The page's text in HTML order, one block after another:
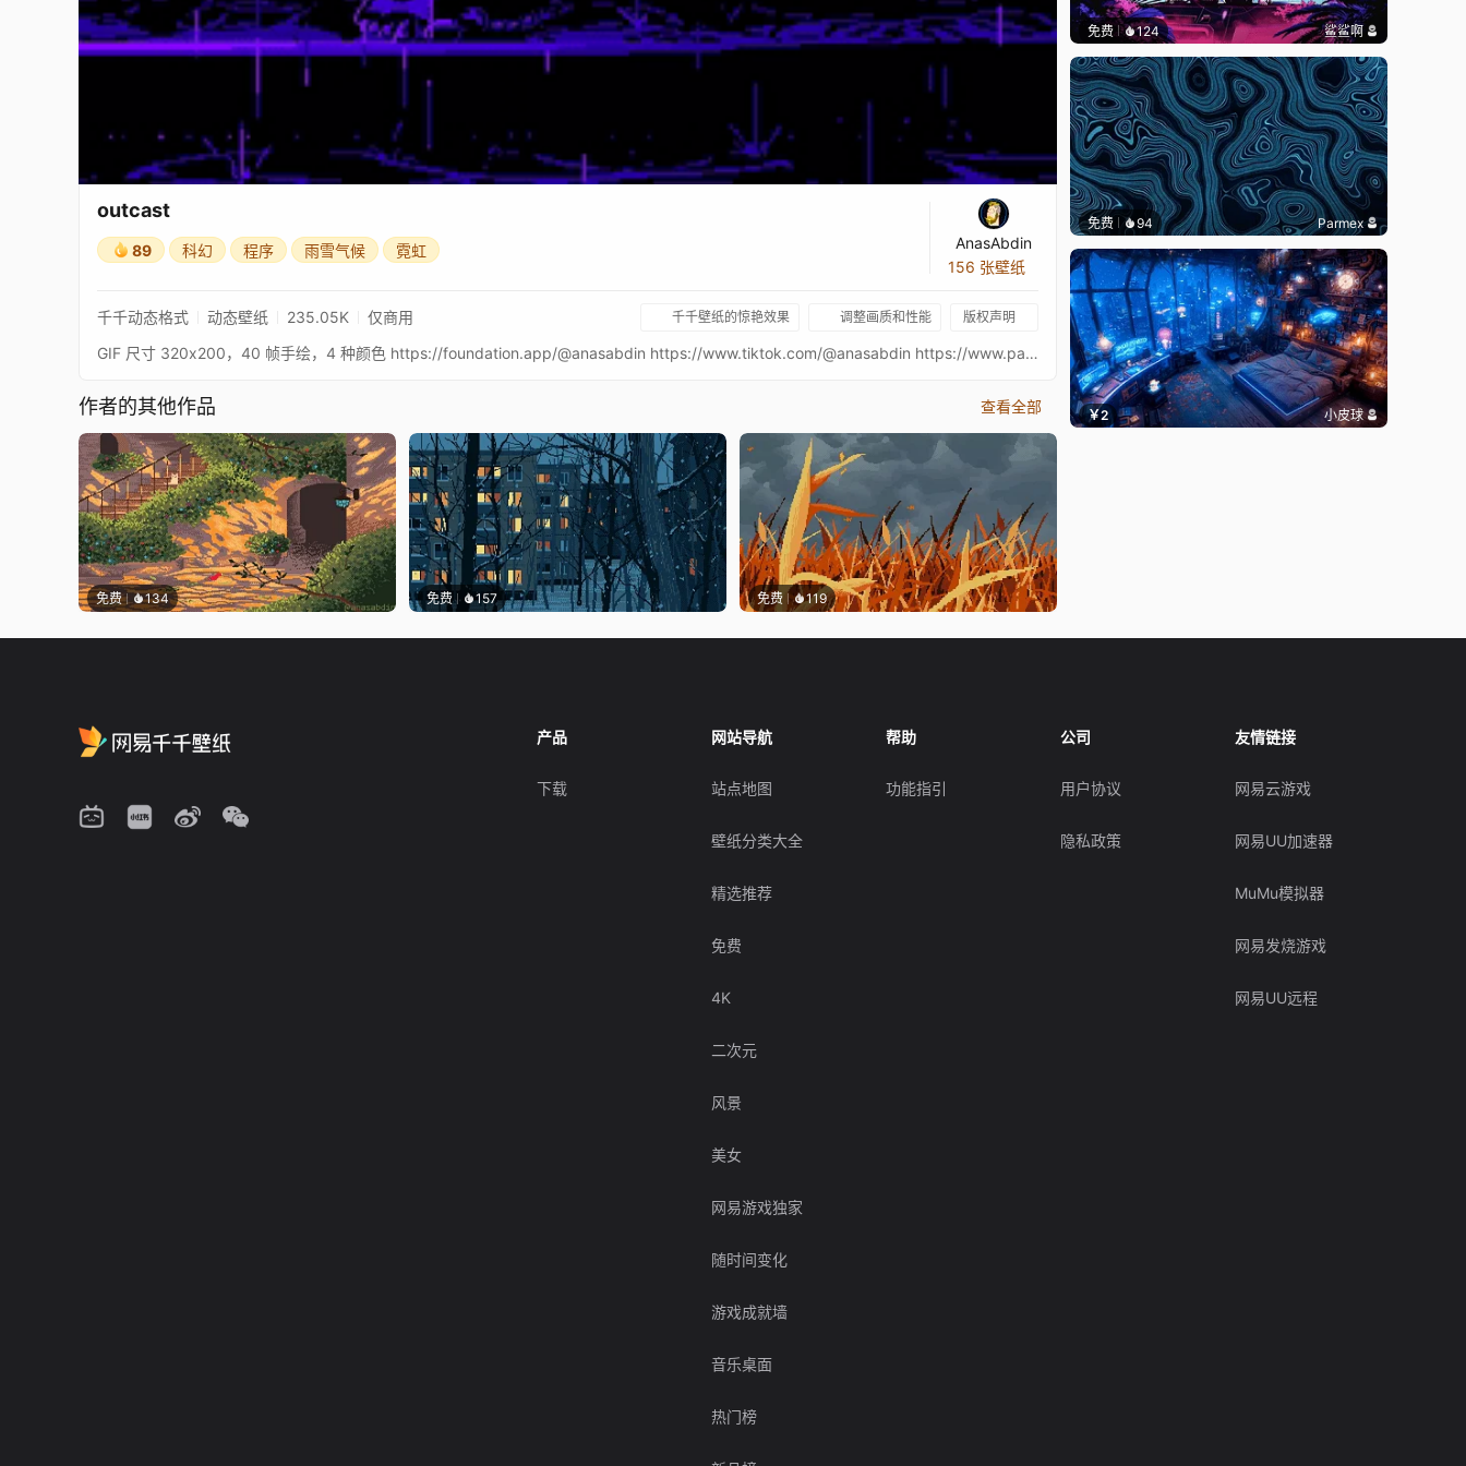
outcast
89 科幻 程序 雨雪气候 霓虹
AnasAbdin
156 张壁纸
千千动态格式 动态壁纸 235.05K 仅商用 千千壁纸的惊艳效果 调整画质和性能 版权声明
GIF 尺寸 320x200，40 帧手绘，4 种颜色 https://foundation.app/@anasabdin https://www.tiktok.com/@anasabdin https://www.patreon.com/AnasAbdin https://opensea.io/AnasAbdin https://www.instagram.com/anasabdin/ https://twitter.com/AnasAbdin https://anasabdin.tumblr.com/ https://www.facebook.com/anastronautgames/ https://www.artstation.com/anasabdin
作者的其他作品 查看全部
免费 134 免费 157 免费 119
免费 124 鲨鲨啊
免费 94 Parmex
￥2 小皮球
产品
下载
网站导航
站点地图
壁纸分类大全
精选推荐
免费
4K
二次元
风景
美女
网易游戏独家
随时间变化
游戏成就墙
音乐桌面
热门榜
帮助
功能指引
公司
用户协议
隐私政策
友情链接
网易云游戏
网易UU加速器
MuMu模拟器
网易发烧游戏
网易UU远程